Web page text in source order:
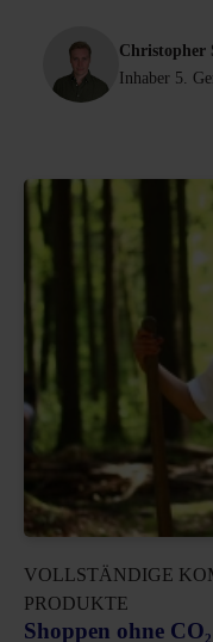
Christopher
Inhaber 5.
VOLLSTÄNDIGE
PRODUKTE
Shoppen ohne